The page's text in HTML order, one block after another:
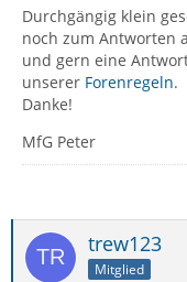
Durchgängig klein
noch zum Antworten
und gern eine
unserer Forenregeln.
Danke!
MfG Peter
trew123
Mitglied